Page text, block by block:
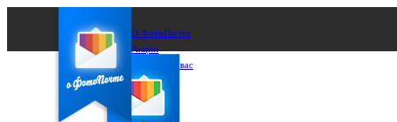
О ФотоПочте
Акции
Сделаем за вас
Бизнесу
FAQ
Франшиза